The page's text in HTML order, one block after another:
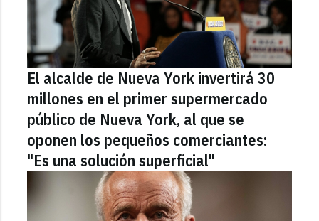
El alcalde de Nueva York invertirá 30
millones en el primer supermercado
público de Nueva York, al que se
oponen los pequeños comerciantes:
"Es una solución superficial"